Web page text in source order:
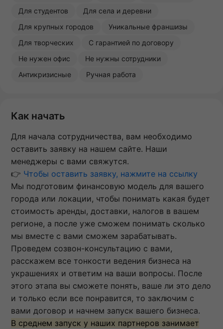
Для студентов
Для села и деревни
Для крупных городов
Уникальные франшизы
Для творческих
С гарантией по договору
Не нужен офис
Не нужны сотрудники
Антикризисные
Ручная работа
Как начать
Для начала сотрудничества, вам необходимо
оставить заявку на нашем сайте. Наши
менеджеры с вами свяжутся.
👉 Чтобы оставить заявку, нажмите на ссылку
Мы подготовим финансовую модель для вашего
города или локации, чтобы понимать какая будет
стоимость аренды, доставки, налогов в вашем
регионе, а после уже сможем понимать сколько
мы вместе с вами сможем зарабатывать.
Проведем созвон-консультацию с вами,
расскажем все тонкости ведения бизнеса на
украшениях и ответим на ваши вопросы. После
этого этапа вы сможете понять, ваше ли это дело
и только если все понравится, то заключим с
вами договор и начнем запуск вашего бизнеса.
В среднем запуск у наших партнеров занимает